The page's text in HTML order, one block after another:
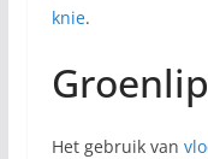
knie.
Het gebruik van